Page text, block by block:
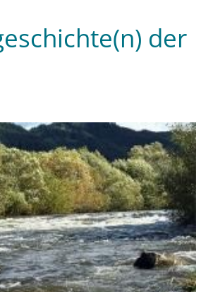
der